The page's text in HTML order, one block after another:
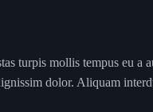
turpis mollis tempus eu
dolor. Aliquam